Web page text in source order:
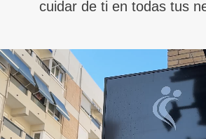
cuidar de ti en todas tus